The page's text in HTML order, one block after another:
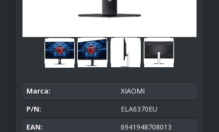
Marca:
XIAOMI
P/N:
ELA6370EU
EAN:
6941948708013